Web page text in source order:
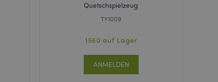
Quetschspielzeug
TY1009
1560 auf Lager
ANMELDEN
Produkte
das
Browser zu